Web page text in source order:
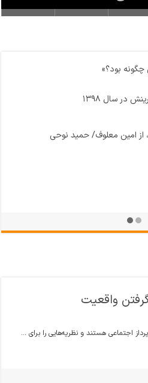
پیشرفته
واقعیت
اجتماعی هستند و نظریه‌هایی را برای …